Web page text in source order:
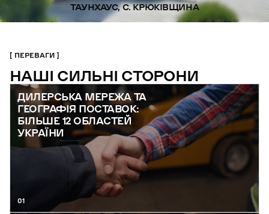
ТАУНХАУС, С. КРЮКІВЩИНА
ПЕРЕВАГИ
НАШІ СИЛЬНІ СТОРОНИ
ДИЛЕРСЬКА МЕРЕЖА ТА
ГЕОГРАФІЯ ПОСТАВОК:
БІЛЬШЕ 12 ОБЛАСТЕЙ
УКРАЇНИ
01